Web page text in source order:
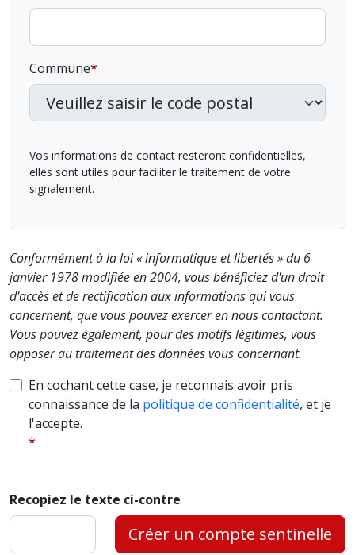
Commune
Vos informations de contact resteront confidentielles,
elles sont utiles pour faciliter le traitement de votre
signalement.
Conformément à la loi « informatique et libertés » du 6
janvier 1978 modifiée en 2004, vous bénéficiez d'un droit
d'accès et de rectification aux informations qui vous
concernent, que vous pouvez exercer en nous contactant.
Vous pouvez également, pour des motifs légitimes, vous
opposer au traitement des données vous concernant.
En cochant cette case, je reconnais avoir pris
connaissance de la politique de confidentialité, et je
l'accepte.
Recopiez le texte ci-contre
Créer un compte sentinelle